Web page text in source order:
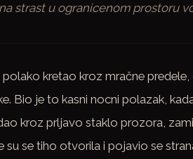
strast u ogranicenom prostoru
kretao kroz mračne
Bio je to kasni nocni polazak,
kroz prljavo staklo prozora,
su se tiho otvorila i pojavio se